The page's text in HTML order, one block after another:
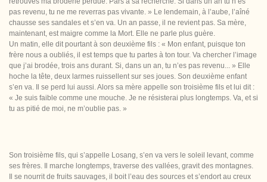
pas revenu, tu ne me reverras pas vivante. » Le lendemain, à l’aube, l’aîné
chausse ses sandales et s’en va. Un an passe, il ne revient pas. Sa mère,
maintenant, est maigre comme la Mort. Elle ne parle plus guère.
Un matin, elle dit pourtant à son deuxième fils : « Mon enfant, puisque ton
frère nous a oubliés, il est temps que tu partes à ton tour. Va chercher l’image
que j’ai brodée, trois ans durant. Si, dans un an, tu n’es pas revenu... » Elle
hoche la tête, deux larmes ruissellent sur ses joues. Son deuxième enfant
s’en va. Il se perd lui aussi. Alors sa mère appelle son troisième fils et lui dit :
« Je suis faible comme une mouche. Je ne résisterai plus longtemps. Va, et si
tu as pitié de moi, ne m’oublie pas. »
Son troisième fils, qui s’appelle Losang, s’en va vers le soleil levant, comme
ses frères. Il marche longtemps, traverse des vallées, gravit des montagnes.
Il se nourrit de fruits sauvages, il boit l’eau des sources et s’endort au creux